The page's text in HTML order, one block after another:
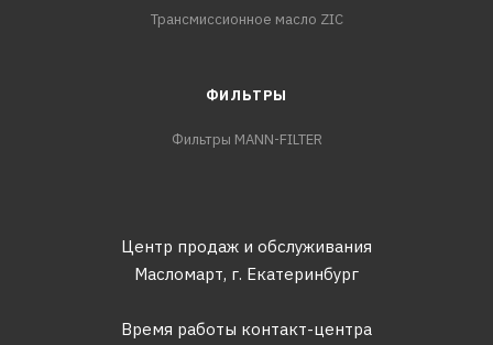
Трансмиссионное масло ZIC
ФИЛЬТРЫ
Фильтры MANN-FILTER
Центр продаж и обслуживания
Масломарт, г. Екатеринбург
Время работы контакт-центра